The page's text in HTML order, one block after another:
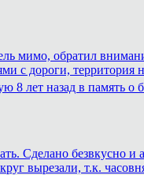
мимо, обратил
с дороги,
лет назад в память о
Сделано безвкусно
вырезали, т.к.